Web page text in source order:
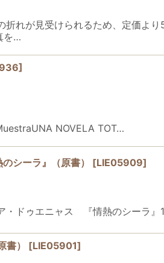
れが見受けられるため、定価よ
を…
]
NOVELA TOT…
シーラ』（原書） [LIE05909]
・ドゥエニャス 『情熱のシーラ』
） [LIE05901]